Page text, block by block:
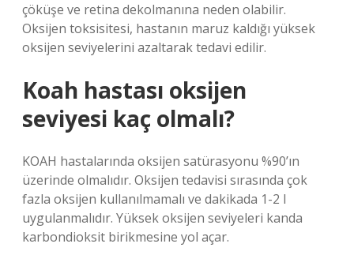
çöküşe ve retina dekolmanına neden olabilir.
Oksijen toksisitesi, hastanın maruz kaldığı yüksek
oksijen seviyelerini azaltarak tedavi edilir.
Koah hastası oksijen
seviyesi kaç olmalı?
KOAH hastalarında oksijen satürasyonu %90’ın
üzerinde olmalıdır. Oksijen tedavisi sırasında çok
fazla oksijen kullanılmamalı ve dakikada 1-2 l
uygulanmalıdır. Yüksek oksijen seviyeleri kanda
karbondioksit birikmesine yol açar.